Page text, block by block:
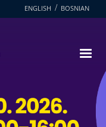
ENGLISH BOSNIAN